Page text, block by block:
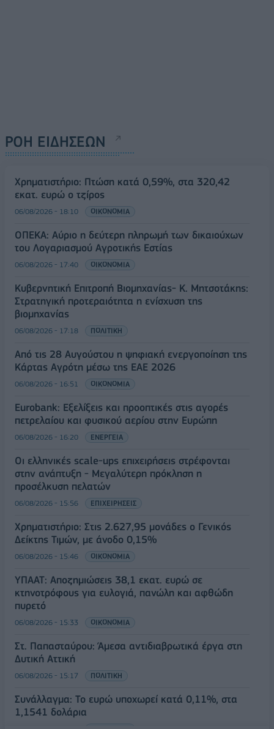
ΡΟΗ ΕΙΔΗΣΕΩΝ
Χρηματιστήριο: Πτώση κατά 0,59%, στα 320,42
εκατ. ευρώ ο τζίρος
06/08/2026 - 18:10 ΟΙΚΟΝΟΜΙΑ
ΟΠΕΚΑ: Αύριο η δεύτερη πληρωμή των δικαιούχων
του Λογαριασμού Αγροτικής Εστίας
06/08/2026 - 17:40 ΟΙΚΟΝΟΜΙΑ
Κυβερνητική Επιτροπή Βιομηχανίας- Κ. Μητσοτάκης:
Στρατηγική προτεραιότητα η ενίσχυση της
βιομηχανίας
06/08/2026 - 17:18 ΠΟΛΙΤΙΚΗ
Από τις 28 Αυγούστου η ψηφιακή ενεργοποίηση της
Κάρτας Αγρότη μέσω της ΕΑΕ 2026
06/08/2026 - 16:51 ΟΙΚΟΝΟΜΙΑ
Eurobank: Εξελίξεις και προοπτικές στις αγορές
πετρελαίου και φυσικού αερίου στην Ευρώπη
06/08/2026 - 16:20 ΕΝΕΡΓΕΙΑ
Οι ελληνικές scale-ups επιχειρήσεις στρέφονται
στην ανάπτυξη - Μεγαλύτερη πρόκληση η
προσέλκυση πελατών
06/08/2026 - 15:56 ΕΠΙΧΕΙΡΗΣΕΙΣ
Χρηματιστήριο: Στις 2.627,95 μονάδες ο Γενικός
Δείκτης Τιμών, με άνοδο 0,15%
06/08/2026 - 15:46 ΟΙΚΟΝΟΜΙΑ
ΥΠΑΑΤ: Αποζημιώσεις 38,1 εκατ. ευρώ σε
κτηνοτρόφους για ευλογιά, πανώλη και αφθώδη
πυρετό
06/08/2026 - 15:33 ΟΙΚΟΝΟΜΙΑ
Στ. Παπασταύρου: Άμεσα αντιδιαβρωτικά έργα στη
Δυτική Αττική
06/08/2026 - 15:17 ΠΟΛΙΤΙΚΗ
Συνάλλαγμα: Το ευρώ υποχωρεί κατά 0,11%, στα
1,1541 δολάρια